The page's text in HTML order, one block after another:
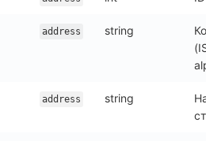
address string
address string